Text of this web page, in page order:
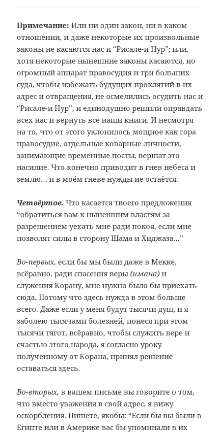
Примечание: Или ни один закон, ни в каком
отношении,и даже некоторые их произвольные
законыне касаются нас и “Рисале-и Нур”; или,
хотя некоторые нынешние законы касаются,но
огромный аппарат правосудия и трибольших
суда, чтобы избежать будущихпроклятий в их
адрес и отвращения, неосмелились осудить нас и
“Рисале-иНур”, и единодушно решили оправдать
всех нас и вернуть все наши книги. Инесмотря
на то, что от этого уклонилосьмощное как гора
правосудие, отдельныековарные личности,
занимающие временныепосты, вершат это
насилие. Что конечноприводит в гнев небеса и
землю… и вмоём гневе нужды не остаётся.
Четвёртое. Что касается твоего предложения
“обратиться вам к нынешним властям за
разрешением уехать мне ради покоя, если мне
позволят силы в сторону Шама и Хиджаза…”
Во-первых, если бы мы были даже в Мекке,
всёравно, ради спасения веры(имана) и
служения Корану, мне нужно было бы приехать
сюда. Потому что здесь нужда в этом больше
всего. Даже если у меня будут тысячи душ, и я
заболею тысячами болезней, понеся при этом
тысячи тягот, всёравно, чтобы служить вере и
счастью этого народа, я согласно уроку
полученному от Корана, принял решение
оставаться здесь.
Во-вторых, в вашем письме вы говорите о том,
что вместо уважения в свой адрес, я вижу
оскорбления. Пишете, якобы: “Если бы вы были в
Египте или в Америке вас бы упоминали в их